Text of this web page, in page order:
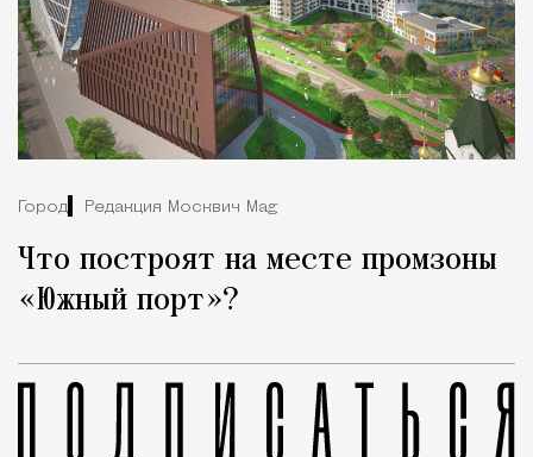
Город Редакция Москвич Mag
Что построят на месте промзоны
«Южный порт»?